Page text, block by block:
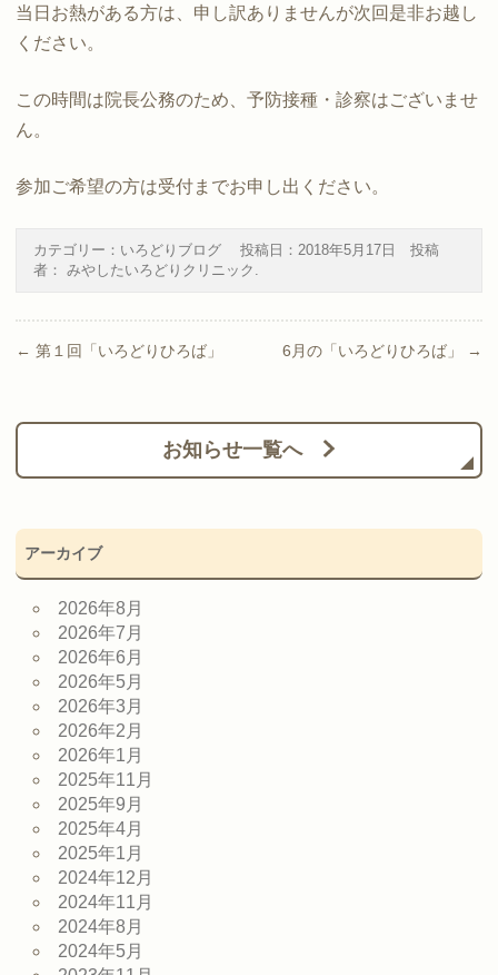
当日お熱がある方は、申し訳ありませんが次回是非お越し
ください。
この時間は院長公務のため、予防接種・診察はございませ
ん。
参加ご希望の方は受付までお申し出ください。
カテゴリー： いろどりブログ 投稿日： 2018年5月17日
投稿
者： みやしたいろどりクリニック
Post navigation
← 第１回「いろどりひろば」 6月の「いろどりひろば」 →
お知らせ一覧へ
アーカイブ
2026年8月
2026年7月
2026年6月
2026年5月
2026年3月
2026年2月
2026年1月
2025年11月
2025年9月
2025年4月
2025年1月
2024年12月
2024年11月
2024年8月
2024年5月